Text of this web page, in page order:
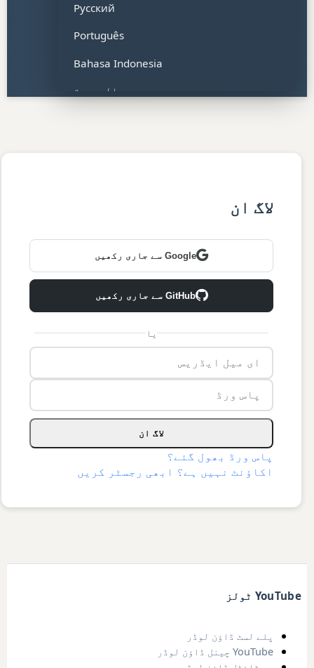
Русский
Português
Bahasa Indonesia
العربية
Filipino
Polski
Italiano
اردو
لاگ ان
Google سے جاری رکھیں
GitHub سے جاری رکھیں
یا
لاگ ان
پاس ورڈ بھول گئے؟
اکاؤنٹ نہیں ہے؟ ابھی رجسٹر کریں
YouTube ٹولز
پلے لسٹ ڈاؤن لوڈر
YouTube چینل ڈاؤن لوڈر